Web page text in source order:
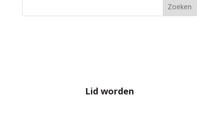
Lid worden